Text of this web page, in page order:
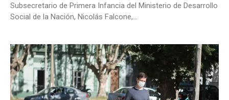
Subsecretario de Primera Infancia del Ministerio de Desarrollo
Social de la Nación, Nicolás Falcone,...